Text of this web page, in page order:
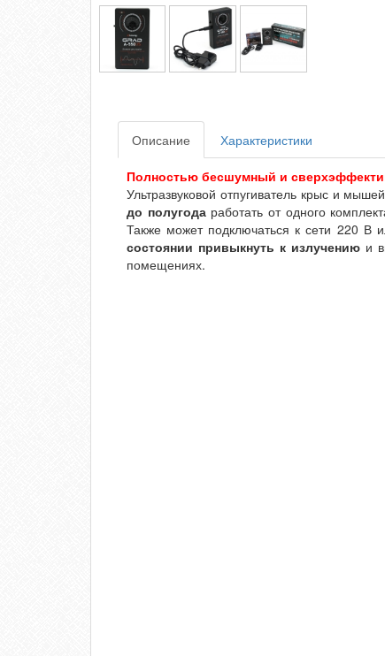
Описание Характеристики
Полностью бесшумный и
Ультразвуковой отпугиватель крыс и
до полугодаработать от одного
Также может подключаться к сети 220 В
состоянии привыкнуть к излучению и
помещениях.